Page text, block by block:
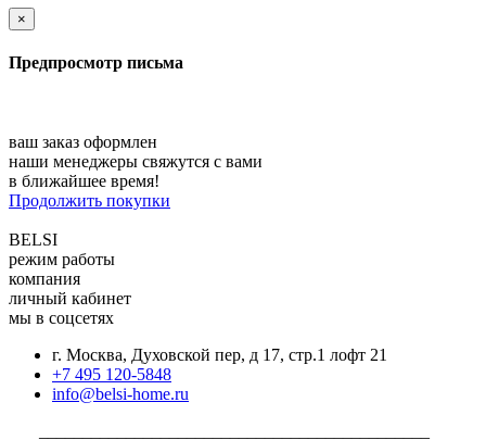
×
Предпросмотр письма
ваш заказ оформлен
наши менеджеры свяжутся с вами
в ближайшее время!
Продолжить покупки
BELSI
режим работы
компания
личный кабинет
мы в соцсетях
г. Москва, Духовской пер, д 17, стр.1 лофт 21
+7 495 120-5848
info@belsi-home.ru